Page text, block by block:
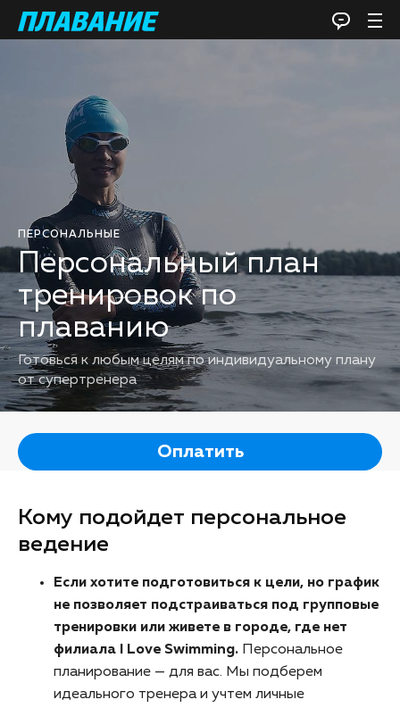
ПЕРСОНАЛЬНЫЕ
Персональный план
тренировок по
плаванию
Готовься к любым целям по индивидуальному плану
от супертренера
Оплатить
Кому подойдет персональное
ведение
Если хотите подготовиться к цели, но график
не позволяет подстраиваться под групповые
тренировки или живете в городе, где нет
филиала I Love Swimming. Персональное
планирование — для вас. Мы подберем
идеального тренера и учтем личные